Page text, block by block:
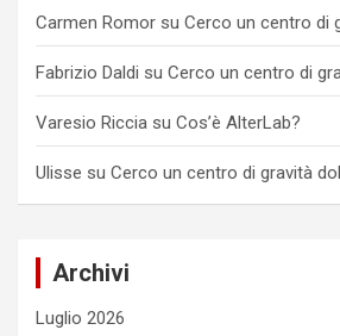
Carmen Romor su Cerco un centro di
Fabrizio Daldi su Cerco un centro di
Varesio Riccia su Cos’è AlterLab?
Ulisse su Cerco un centro di gravità
Archivi
Luglio 2026